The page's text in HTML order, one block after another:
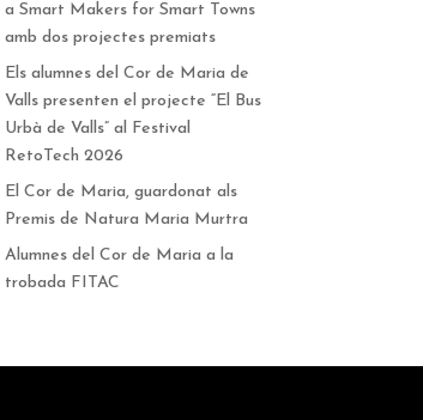
a Smart Makers for Smart Towns
amb dos projectes premiats
Els alumnes del Cor de Maria de
Valls presenten el projecte “El Bus
Urbà de Valls” al Festival
RetoTech 2026
El Cor de Maria, guardonat als
Premis de Natura Maria Murtra
Alumnes del Cor de Maria a la
trobada FITAC